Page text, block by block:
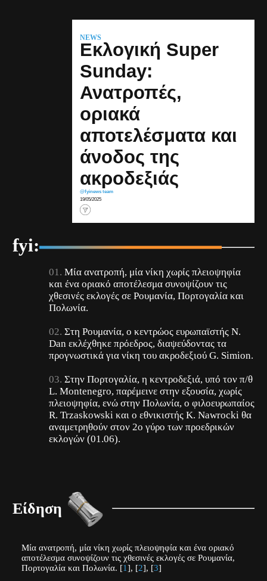
NEWS
Εκλογική Super
Sunday:
Ανατροπές,
οριακά
αποτελέσματα και
άνοδος της
ακροδεξιάς
@fyinews team
19/05/2025
fyi:
Mία ανατροπή, μία νίκη χωρίς πλειοψηφία
και ένα οριακό αποτέλεσμα συνοψίζουν τις
χθεσινές εκλογές σε Ρουμανία, Πορτογαλία και
Πολωνία.
Στη Ρουμανία, ο κεντρώος ευρωπαϊστής N.
Dan εκλέχθηκε πρόεδρος, διαψεύδοντας τα
προγνωστικά για νίκη του ακροδεξιού G. Simion.
Στην Πορτογαλία, η κεντροδεξιά, υπό τον π/θ
L. Montenegro, παρέμεινε στην εξουσία, χωρίς
πλειοψηφία, ενώ στην Πολωνία, ο φιλοευρωπαίος
R. Trzaskowski και ο εθνικιστής K. Nawrocki θα
αναμετρηθούν στον 2ο γύρο των προεδρικών
εκλογών (01.06).
Είδηση
Mία ανατροπή, μία νίκη χωρίς πλειοψηφία και ένα οριακό
αποτέλεσμα συνοψίζουν τις χθεσινές εκλογές σε Ρουμανία,
Πορτογαλία και Πολωνία. [1], [2], [3]